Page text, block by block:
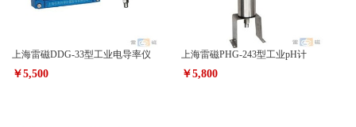
上海雷磁DDG-33型工业电导率仪
￥5,500
上海雷磁PHG-243型工业pH计
￥5,800